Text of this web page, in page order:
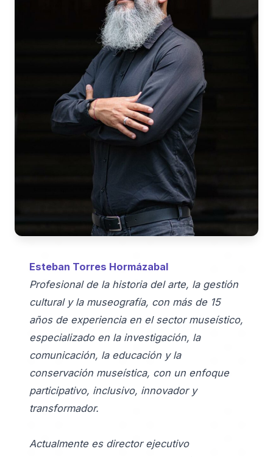
Esteban Torres Hormázabal
Profesional de la historia del arte, la gestión
cultural y la museografía, con más de 15
años de experiencia en el sector museístico,
especializado en la investigación, la
comunicación, la educación y la
conservación museística, con un enfoque
participativo, inclusivo, innovador y
transformador.
Actualmente es director ejecutivo